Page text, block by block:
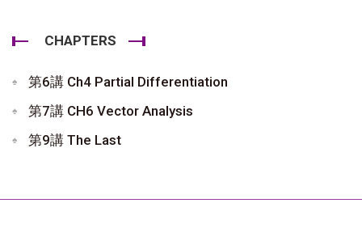
CHAPTERS
第6講 Ch4 Partial Differentiation
第7講 CH6 Vector Analysis
第9講 The Last